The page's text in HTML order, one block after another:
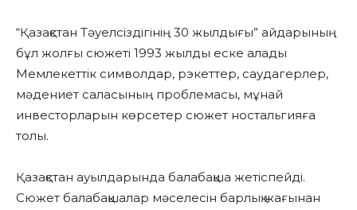
“Қазақстан Тәуелсіздігінің 30 жылдығы” айдарының
бұл жолғы сюжеті 1993 жылды еске алады
Мемлекеттік символдар, рэкеттер, саудагерлер,
мәдениет саласының проблемасы, мұнай
инвесторларын көрсетер сюжет ностальгияға
толы.
Қазақстан ауылдарында балабақша жетіспейді.
Сюжет балабақшалар мәселесін барлық жағынан